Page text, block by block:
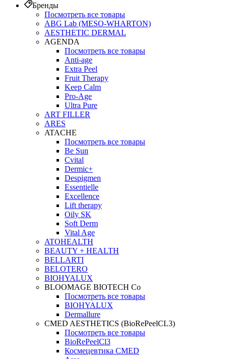
Бренды
Посмотреть все товары
ABG Lab (MESO-WHARTON)
AESTHETIC DERMAL
AGENDA
Посмотреть все товары
Anti-age
Extra Peel
Fruit Therapy
Keep Calm
Pro‑Age
Ultra Pure
ART FILLER
ARES
ATACHE
Посмотреть все товары
Be Sun
Cvital
Dermic+
Despigmen
Essentielle
Excellence
Lift therapy
Oily SK
Soft Derm
Vital Age
ATOHEALTH
BEAUTY + HEALTH
BELLARTI
BELOTERO
BIOHYALUX
BLOOMAGE BIOTECH Co
Посмотреть все товары
BIOHYALUX
Dermallure
CMED AESTHETICS (BioRePeelCL3)
Посмотреть все товары
BioRePeelCl3
Космецевтика CMED